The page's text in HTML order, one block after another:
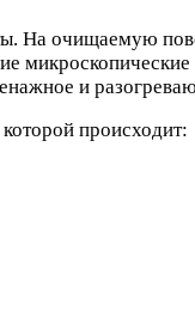
На очищаемую
и
происходит: